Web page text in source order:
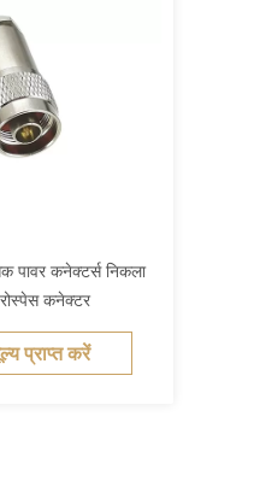
पावर कनेक्टर्स निकला
कनेक्टर
प्राप्त करें